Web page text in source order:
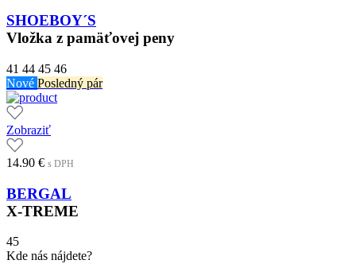
SHOEBOY´S
Vložka z pamäťovej peny
41 44 45 46
Nové Posledný pár
Zobraziť
14.90 € s DPH
BERGAL
X-TREME
45
Kde nás nájdete?